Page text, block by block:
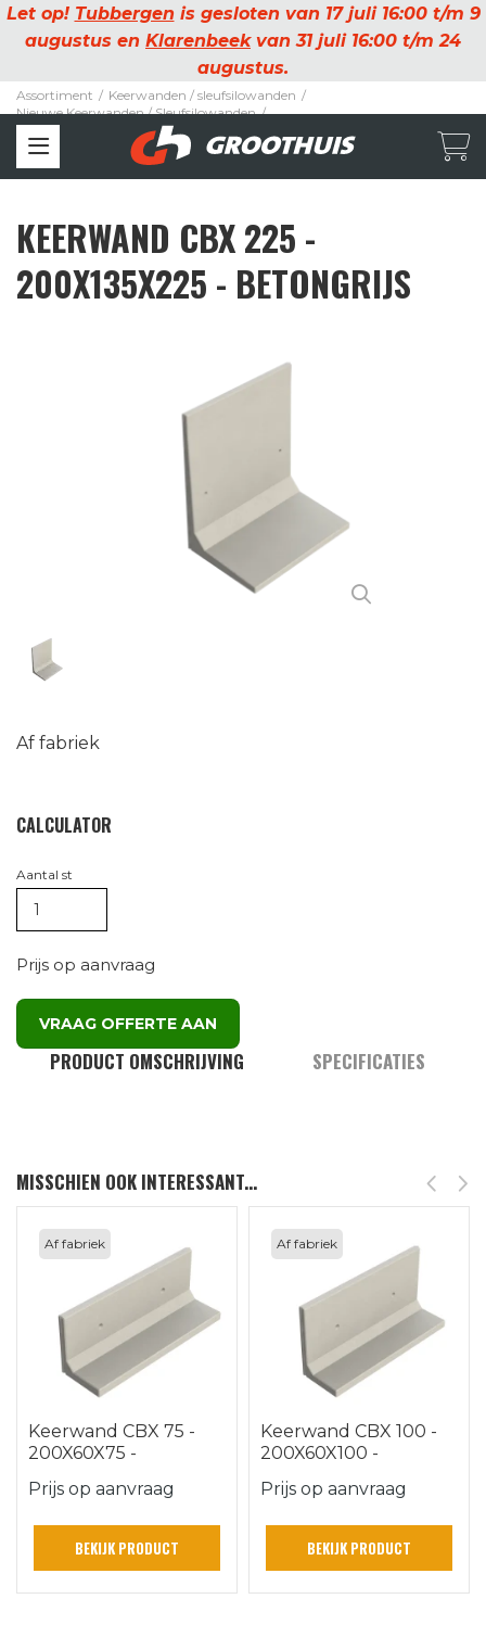
Let op! Tubbergen is gesloten van 17 juli 16:00 t/m 9
augustus en Klarenbeek van 31 juli 16:00 t/m 24
augustus.
Assortiment / Keerwanden / sleufsilowanden /
Nieuwe Keerwanden / Sleufsilowanden /
Keerwand CBX 225 - 200X135X225 - BETONGRIJS
KEERWAND CBX 225 -
200X135X225 - BETONGRIJS
Af fabriek
CALCULATOR
Aantal st
Prijs op aanvraag
VRAAG OFFERTE AAN
PRODUCT OMSCHRIJVING SPECIFICATIES
MISSCHIEN OOK INTERESSANT...
Af fabriek
Keerwand CBX 100 -
200X60X100 -
Prijs op aanvraag
BEKIJK PRODUCT
Af fabriek
Keerwand CBX 125 -
200X85X125 -
Prijs op aanvraag
BEKIJK PRODUCT